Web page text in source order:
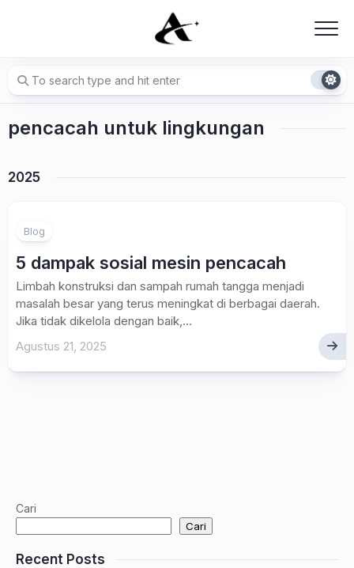
pencacah untuk lingkungan
2025
Blog
5 dampak sosial mesin pencacah
Limbah konstruksi dan sampah rumah tangga menjadi
masalah besar yang terus meningkat di berbagai daerah.
Jika tidak dikelola dengan baik,...
Agustus 21, 2025
Cari
Cari
Recent Posts